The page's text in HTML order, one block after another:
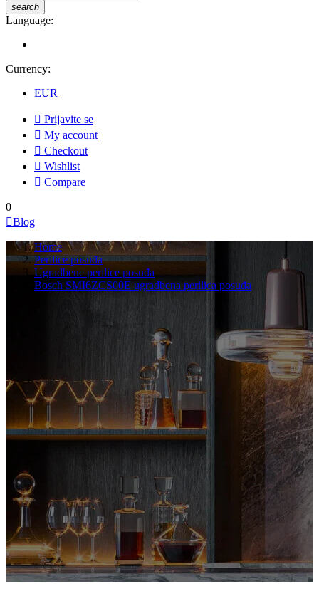
search
Language:
Currency:
EUR
 Prijavite se
 My account
 Checkout
 Wishlist
 Compare
0
Blog
Home
Perilice posuđa
Ugradbene perilice posuđa
Bosch SMI6ZCS00E ugradbena perilica posuđa